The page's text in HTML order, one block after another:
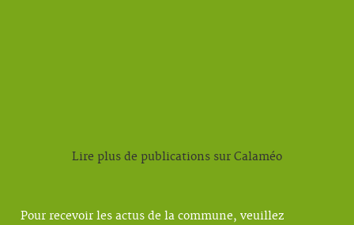
Lire plus de publications sur Calaméo
Pour recevoir les actus de la commune, veuillez